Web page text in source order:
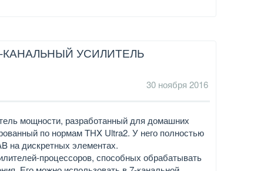
КАНАЛЬНЫЙ УСИЛИТЕЛЬ
30 ноября 2016
мощности, разработанный для домашних
по нормам THX Ultra2. У него полностью
на дискретных элементах.
процессоров, способных обрабатывать